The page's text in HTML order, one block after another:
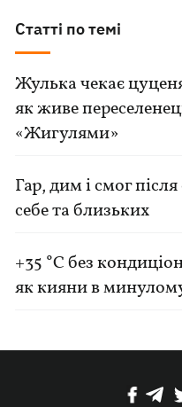
Статті по темі
Жулька чекає
як живе
«Жигулями»
Гар, дим і смог
себе та близьких
+35 °C без
як кияни в